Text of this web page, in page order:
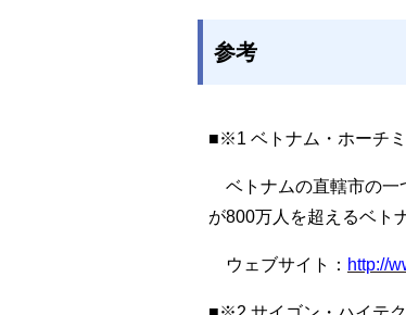
参考
■※1 ベトナム・ホーチ
ベトナムの直轄市の一
が800万人を超えるベト
ウェブサイト： http://